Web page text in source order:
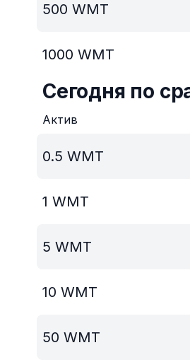
500 WMT
1000 WMT
Сегодня по
Актив
0.5 WMT
1 WMT
5 WMT
10 WMT
50 WMT